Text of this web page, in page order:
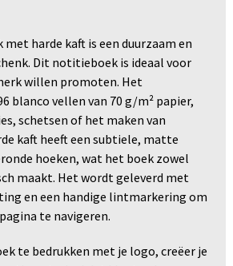
harde kaft is een duurzaam en
Dit notitieboek is ideaal voor
willen promoten. Het
blanco vellen van 70 g/m² papier,
schetsen of het maken van
kaft heeft een subtiele, matte
hoeken, wat het boek zowel
maakt. Het wordt geleverd met
en een handige lintmarkering om
te navigeren.
te bedrukken met je logo, creëer je